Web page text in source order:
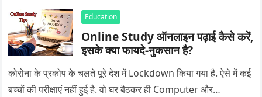
Education
Online Study ऑनलाइन पढ़ाई कैसे करें,
इसके क्या फायदे-नुकसान है?
कोरोना के प्रकोप के चलते पूरे देश में Lockdown किया गया है. ऐसे में कई
बच्चों की परीक्षाएं नहीं हुई है. वो घर बैठकर ही Computer और…